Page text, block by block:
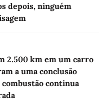
depois, ninguém
2.500 km em um carro
a uma conclusão
continua